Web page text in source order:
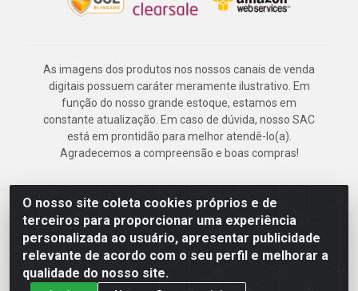
O nosso site coleta cookies próprios e de
terceiros para proporcionar uma experiência
personalizada ao usuário, apresentar publicidade
relevante de acordo com o seu perfil e melhorar a
qualidade do nosso site.
As imagens dos produtos nos nossos canais de venda
digitais possuem caráter meramente ilustrativo. Em
função do nosso grande estoque, estamos em
constante atualização. Em caso de dúvida, nosso SAC
está em prontidão para melhor atendê-lo(a).
Agradecemos a compreensão e boas compras!
Deskontão Atacado - Av. Marechal Mascarenhas de Morais, 2471 -
Imbiribeira - Recife/PE - CEP 51.150-001 - CNPJ 24.150.377/0003-
57